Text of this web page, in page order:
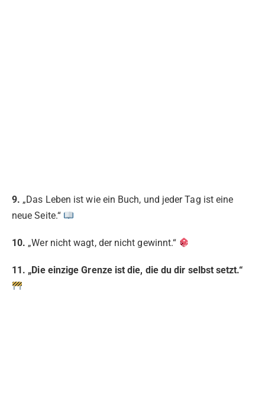
9. „Das Leben ist wie ein Buch, und jeder Tag ist eine
neue Seite.“
10. „Wer nicht wagt, der nicht gewinnt.“
11. „Die einzige Grenze ist die, die du dir selbst setzt.“